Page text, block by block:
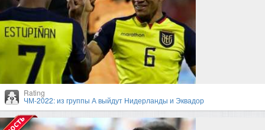
Rating
ЧМ-2022: из группы А выйдут Нидерланды и Эквадор